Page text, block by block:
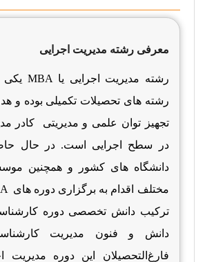
معرفی رشته مدیریت اجرایی
رشته مدیریت اجرایی یا MBA یکی
رشته های تحصیلات تکمیلی بوده و
تجهیز توان علمی و مدیریتی کادر
در سطح اجرایی است. در حال
دانشگاه های کشور و همچنین
مختلف اقدام به برگزاری دوره های
ترکیب دانش تخصصی دوره
دانش و فنون مدیریت
فارغ‌التحصیلان این دوره مدیریت